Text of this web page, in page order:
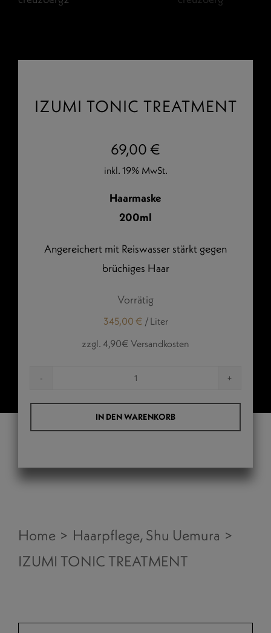
IZUMI TONIC TREATMENT
69,00 €
inkl. 19% MwSt.
Haarmaske
200ml
Angereichert mit Reiswasser stärkt gegen
brüchiges Haar
Vorrätig
345,00 € / Liter
zzgl. 4,90€ Versandkosten
TONIC
IN DEN WARENKORB
Home Haarpflege Shu Uemura
IZUMI TONIC TREATMENT